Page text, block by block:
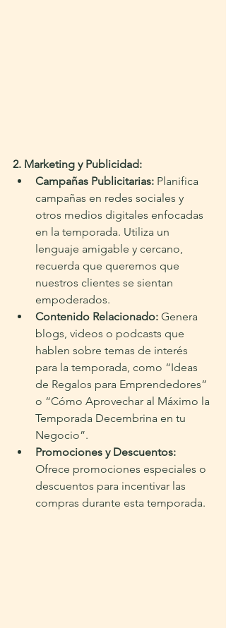
2. Marketing y Publicidad:
Campañas Publicitarias: Planifica
campañas en redes sociales y
otros medios digitales enfocadas
en la temporada. Utiliza un
lenguaje amigable y cercano,
recuerda que queremos que
nuestros clientes se sientan
empoderados.
Contenido Relacionado: Genera
blogs, videos o podcasts que
hablen sobre temas de interés
para la temporada, como “Ideas
de Regalos para Emprendedores”
o “Cómo Aprovechar al Máximo la
Temporada Decembrina en tu
Negocio”.
Promociones y Descuentos:
Ofrece promociones especiales o
descuentos para incentivar las
compras durante esta temporada.